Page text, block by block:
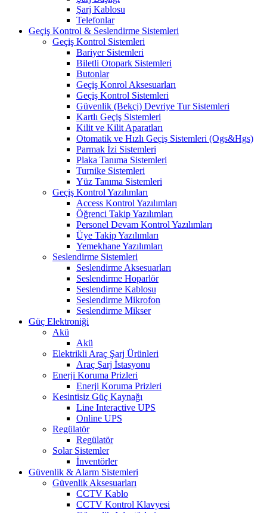
Şarj Kablosu
Telefonlar
Geçiş Kontrol & Seslendirme Sistemleri
Geçiş Kontrol Sistemleri
Bariyer Sistemleri
Biletli Otopark Sistemleri
Butonlar
Geçiş Konrol Aksesuarları
Geçiş Kontrol Sistemleri
Güvenlik (Bekçi) Devriye Tur Sistemleri
Kartlı Geçiş Sistemleri
Kilit ve Kilit Aparatları
Otomatik ve Hızlı Geçiş Sistemleri (Ogs&Hgs)
Parmak İzi Sistemleri
Plaka Tanıma Sistemleri
Turnike Sistemleri
Yüz Tanıma Sistemleri
Geçiş Kontrol Yazılımları
Access Kontrol Yazılımları
Öğrenci Takip Yazılımları
Personel Devam Kontrol Yazılımları
Üye Takip Yazılımları
Yemekhane Yazılımları
Seslendirme Sistemleri
Seslendirme Aksesuarları
Seslendirme Hoparlör
Seslendirme Kablosu
Seslendirme Mikrofon
Seslendirme Mikser
Güç Elektroniği
Akü
Akü
Elektrikli Araç Şarj Ürünleri
Araç Şarj İstasyonu
Enerji Koruma Prizleri
Enerji Koruma Prizleri
Kesintisiz Güç Kaynağı
Line Interactive UPS
Online UPS
Regülatör
Regülatör
Solar Sistemler
İnventörler
Güvenlik & Alarm Sistemleri
Güvenlik Aksesuarları
CCTV Kablo
CCTV Kontrol Klavyesi